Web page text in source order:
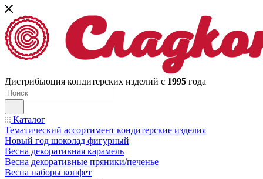
Дистрибьюция кондитерских изделий с 1995 года
Каталог
Тематический ассортимент кондитерские изделия
Новый год шоколад фигурный
Весна декоративная карамель
Весна декоративные пряники/печенье
Весна наборы конфет